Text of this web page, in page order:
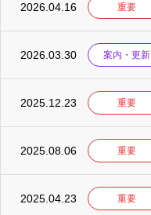
2026.04.16 重要
2026.03.30 案内・更新
2025.12.23 重要
2025.08.06 重要
2025.04.23 重要